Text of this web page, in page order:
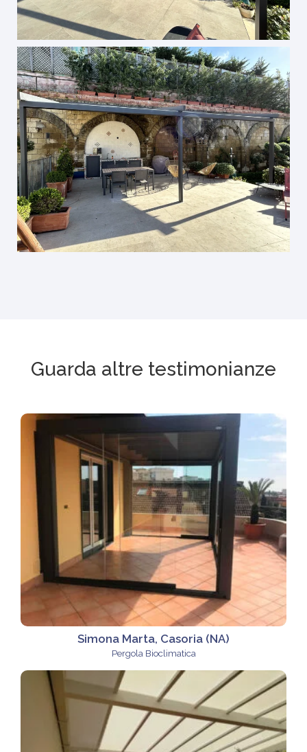
Guarda altre testimonianze
Simona Marta, Casoria (NA)
Pergola Bioclimatica